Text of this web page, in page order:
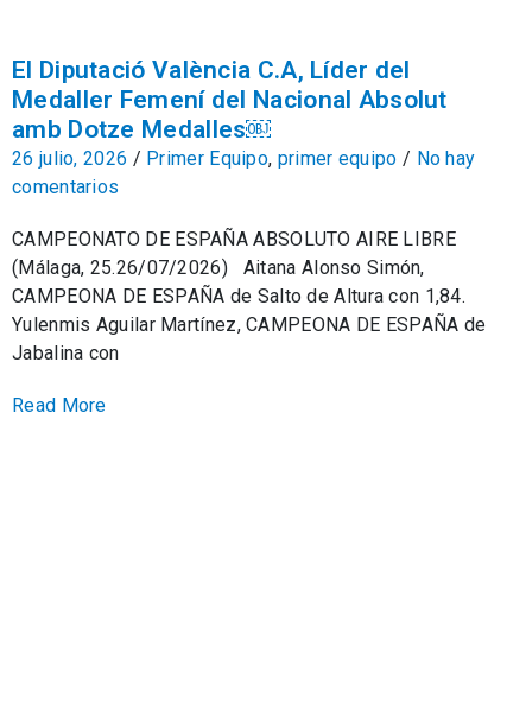
El Diputació València C.A, Líder del
Medaller Femení del Nacional Absolut
amb Dotze Medalles￼
26 julio, 2026 / Primer Equipo, primer equipo / No hay
comentarios
CAMPEONATO DE ESPAÑA ABSOLUTO AIRE LIBRE
(Málaga, 25.26/07/2026) Aitana Alonso Simón,
CAMPEONA DE ESPAÑA de Salto de Altura con 1,84.
Yulenmis Aguilar Martínez, CAMPEONA DE ESPAÑA de
Jabalina con
Read More